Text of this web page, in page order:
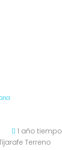
1 año tiempo
Terreno